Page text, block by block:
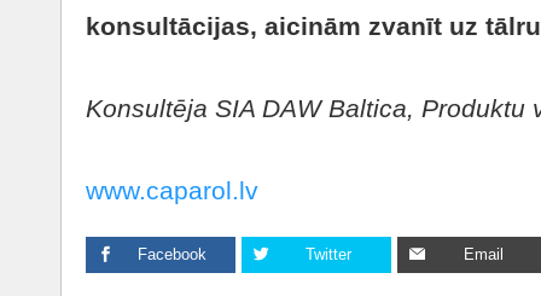
konsultācijas, aicinām zvanīt uz
Konsultēja SIA DAW Baltica, Produktu
www.caparol.lv
Facebook Twitter Email